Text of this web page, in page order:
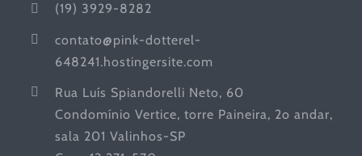
(19) 3929-8282
contato@pink-dotterel-
648241.hostingersite.com
Rua Luís Spiandorelli Neto, 60
Condomínio Vertice, torre Paineira, 2o andar,
sala 201 Valinhos-SP